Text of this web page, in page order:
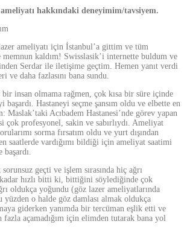
hakkındaki deneyimim/tavsiyem.
ameliyatı için İstanbul’a gittim ve tüm
memnun kaldım! Swisslasik’i internette buldum ve
Serdar ile iletişime geçtim. Hemen yanıt verdi
ve daha fazlasını bana sundu.
bir insan olmama rağmen, çok kısa bir süre içinde
başardı. Hastaneyi seçme şansım oldu ve elbette en
Maslak’taki Acıbadem Hastanesi’nde görev yapan
çok profesyonel, sakin ve sabırlıydı. Ameliyat
sorma fırsatım oldu ve yurt dışından
saatlerde vardığımı bildiği için ameliyat saatimi
geçti ve işlem sırasında hiç ağrı
hızlı bitti ki, bittiğini söylediğinde çok
oldukça yoğundu (göz lazer ameliyatlarında
o halde göz damlası almak oldukça
giderken yanımda bir tercüman eşlik etti ve
açamadığım için elimden tutarak bana yol